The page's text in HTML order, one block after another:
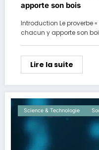
apporte son bois
Introduction Le proverbe
chacun y apporte son
Lire la suite
Science & Technologie